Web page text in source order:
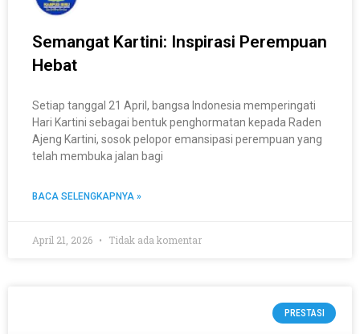
Semangat Kartini: Inspirasi Perempuan
Hebat
Setiap tanggal 21 April, bangsa Indonesia memperingati
Hari Kartini sebagai bentuk penghormatan kepada Raden
Ajeng Kartini, sosok pelopor emansipasi perempuan yang
telah membuka jalan bagi
BACA SELENGKAPNYA »
April 21, 2026 Tidak ada komentar
PRESTASI